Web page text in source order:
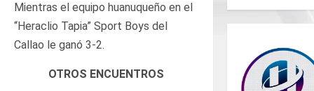
Mientras el equipo huanuqueño en el
“Heraclio Tapia” Sport Boys del
Callao le ganó 3-2.
OTROS ENCUENTROS